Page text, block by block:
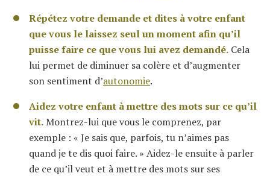
Répétez votre demande et dites à votre enfant
que vous le laissez seul un moment afin qu’il
puisse faire ce que vous lui avez demandé. Cela
lui permet de diminuer sa colère et d’augmenter
son sentiment d’autonomie.
Aidez votre enfant à mettre des mots sur ce qu’il
vit.Montrez-lui que vous le comprenez, par
exemple : « Je sais que, parfois, tu n’aimes pas
quand je te dis quoi faire. » Aidez-le ensuite à parler
de ce qu’il veut et à mettre des mots sur ses